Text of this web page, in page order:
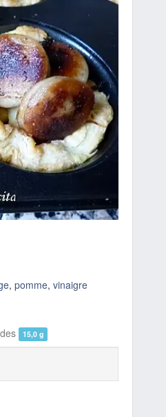
, pomme, vinaigre
15,0 g